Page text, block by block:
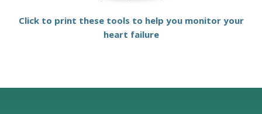
Click to print these tools to help you monitor your
heart failure